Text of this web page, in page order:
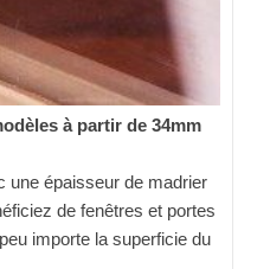
à partir de 34mm
une épaisseur de madrier
de fenêtres et portes
importe la superficie du